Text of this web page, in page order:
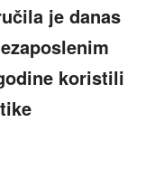
je danas
koristili